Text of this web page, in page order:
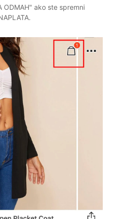
ODMAH" ako ste spremni